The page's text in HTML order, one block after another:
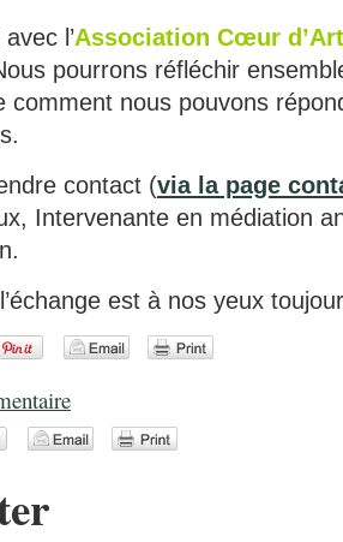
l’Association Cœur
pourrons réfléchir
comment nous pouvons
contact (via la page
Intervenante en médiation
est à nos yeux